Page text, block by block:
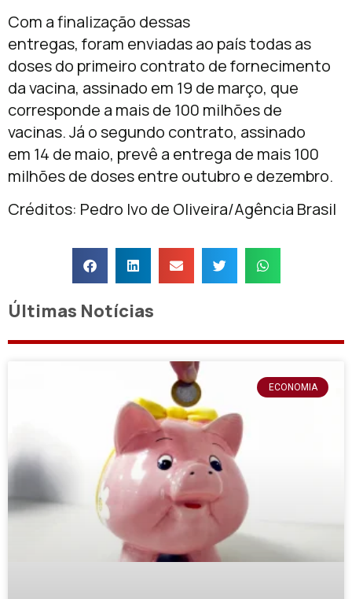
Com a finalização dessas
entregas, foram enviadas ao país todas as
doses do primeiro contrato de fornecimento
da vacina, assinado em 19 de março, que
corresponde a mais de 100 milhões de
vacinas. Já o segundo contrato, assinado
em 14 de maio, prevê a entrega de mais 100
milhões de doses entre outubro e dezembro.
Créditos: Pedro Ivo de Oliveira/Agência Brasil
Últimas Notícias
ECONOMIA